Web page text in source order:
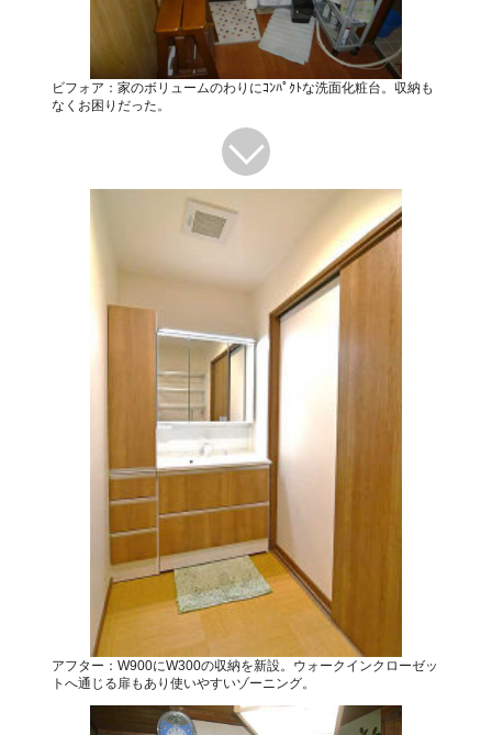
ビフォア：家のボリュームのわりにｺﾝﾊﾟｸﾄな洗面化粧台。収納も
なくお困りだった。
アフター：W900にW300の収納を新設。ウォークインクローゼッ
トへ通じる扉もあり使いやすいゾーニング。